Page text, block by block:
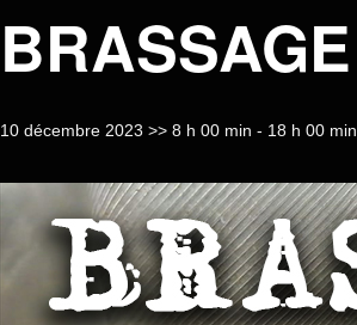
BRASSAGE
10 décembre 2023 >> 8 h 00 min - 18 h 00 min